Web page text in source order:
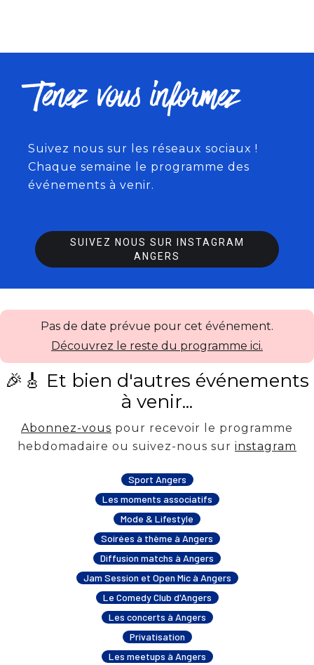
Tenez vous informez
Suivez nous sur les réseaux sociaux !
Chaque semaine le programme des
événements à venir.
SUIVEZ NOUS SUR INSTAGRAM
ANGERS
Pas de date prévue pour cet événement.
Découvrez le reste du programme ici.
🎉🎸 Et bien d'autres événements
à venir...
Abonnez-vous pour recevoir le programme
hebdomadaire ou suivez-nous sur instagram
Sport Angers
Les moments associatifs
Mode & Lifestyle
Soirées à thème à Angers
Diffusion matchs à Angers
Jam Session et Open Mic à Angers
Le Comedy Club d'Angers
Les concerts à Angers
Privatisation
Les meetups à Angers